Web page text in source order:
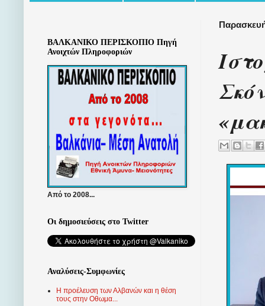
ΒΑΛΚΑΝΙΚΟ ΠΕΡΙΣΚΟΠΙΟ Πηγή
Ανοιχτών Πληροφοριών
Από το 2008...
Οι δημοσιεύσεις στο Twitter
Αναλύσεις-Συμφωνίες
Η προέλευση των Αλβανών και η θέση
τους στην Οθωμα...